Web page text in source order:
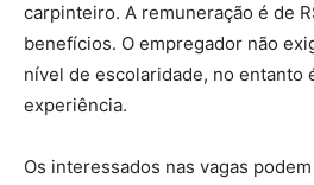
carpinteiro. A remuneração é de
benefícios. O empregador não
nível de escolaridade, no entanto
experiência.
Os interessados nas vagas